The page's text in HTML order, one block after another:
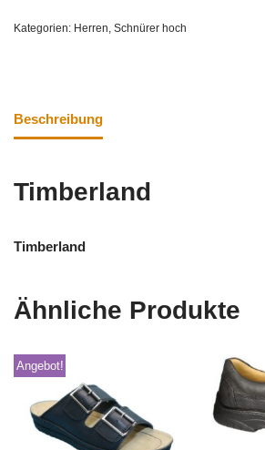
Kategorien: Herren, Schnürer hoch
Beschreibung
Timberland
Timberland
Ähnliche Produkte
Angebot!